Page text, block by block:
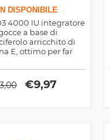
DISPONIBILE
4000 IU integratore
a base di
arricchito di
E, ottimo per far
anche come
rinvigorente
€9,97